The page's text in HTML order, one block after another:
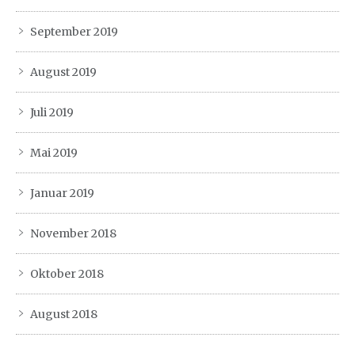
September 2019
August 2019
Juli 2019
Mai 2019
Januar 2019
November 2018
Oktober 2018
August 2018